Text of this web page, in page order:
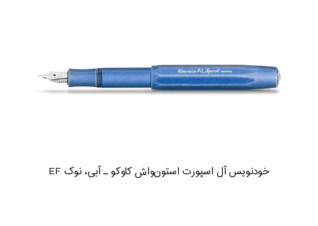
خودنویس آل اسپورت استون‌واش کاوکو ـ آبی، نوک EF